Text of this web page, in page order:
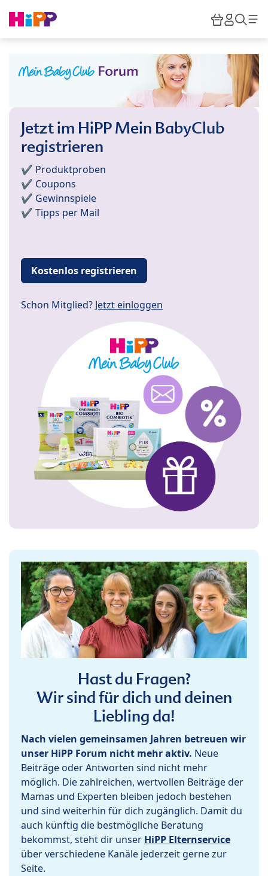
HiPP
Jetzt im HiPP Mein BabyClub
registrieren
✔️ Produktproben
✔️ Coupons
✔️ Gewinnspiele
✔️ Tipps per Mail
Kostenlos registrieren
Schon Mitglied? Jetzt einloggen
Hast du Fragen?
Wir sind für dich und deinen
Liebling da!
Nach vielen gemeinsamen Jahren betreuen wir
unser HiPP Forum nicht mehr aktiv. Neue
Beiträge oder Antworten sind nicht mehr
möglich. Die zahlreichen, wertvollen Beiträge der
Mamas und Experten bleiben jedoch bestehen
und sind weiterhin für dich zugänglich. Damit du
auch künftig die bestmögliche Beratung
bekommst, steht dir unser HiPP Elternservice
über verschiedene Kanäle jederzeit gerne zur
Seite.